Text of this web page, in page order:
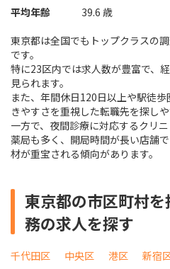
平均年齢
39.6 歳
東京都は全国でもトップクラスの
です。
特に23区内では求人数が豊富で、
見られます。
また、年間休日120日以上や駅徒
きやすさを重視した転職先を探しや
一方で、夜間診療に対応するクリ
薬局も多く、開局時間が長い店舗
材が重宝される傾向があります。
東京都の市区町村
務の求人を探す
千代田区 中央区 港区 新宿